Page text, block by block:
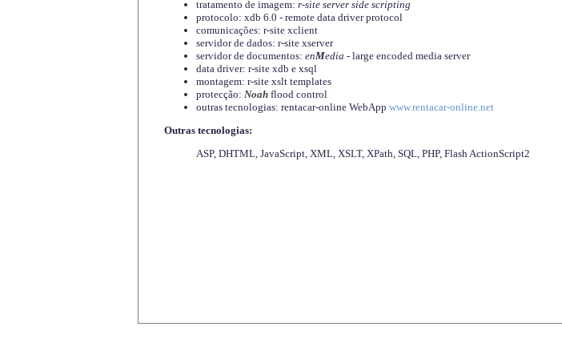
tratamento de imagem: r-site server side scripting
protocolo: xdb 6.0 - remote data driver protocol
comunicações: r-site xclient
servidor de dados: r-site xserver
servidor de documentos: enMedia - large encoded media server
data driver: r-site xdb e xsql
montagem: r-site xslt templates
protecção: Noahflood control
outras tecnologias: rentacar-online WebApp www.rentacar-online.net
Outras tecnologias:
ASP, DHTML, JavaScript, XML, XSLT, XPath, SQL, PHP, Flash ActionScript2